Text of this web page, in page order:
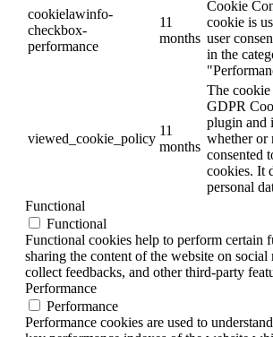
cookielawinfo-
checkbox-
performance
11
months
Cookie
cookie is
user
in the
viewed_cookie_policy
11
months
The cookie
GDPR
plugin and
whether or
consented
cookies. It
personal
Functional
Functional
Functional cookies help to perform certain
sharing the content of the website on social
collect feedbacks, and other third-party
Performance
Performance
Performance cookies are used to